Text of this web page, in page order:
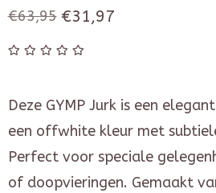
€63,95 €31,97
Deze GYMP Jurk is een
een offwhite kleur met
Perfect voor speciale
of doopvieringen. Gemaakt